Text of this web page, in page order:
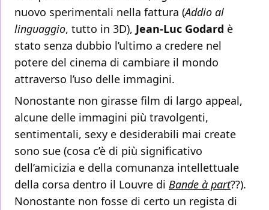
nuovo sperimentali nella fattura (Addio al
linguaggio, tutto in 3D), Jean-Luc Godard è
stato senza dubbio l’ultimo a credere nel
potere del cinema di cambiare il mondo
attraverso l’uso delle immagini.
Nonostante non girasse film di largo appeal,
alcune delle immagini più travolgenti,
sentimentali, sexy e desiderabili mai create
sono sue (cosa c’è di più significativo
dell’amicizia e della comunanza intellettuale
della corsa dentro il Louvre di Bande à part??).
Nonostante non fosse di certo un regista di